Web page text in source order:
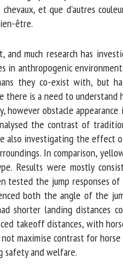
et que d’autres
être.
much research has
anthropogenic
they co-exist with, but
is a need to understand
obstacle appearance
the contrast of
also investigating the effect
In comparison,
Results were mostly
the jump responses of
both the angle of the
shorter landing distances
takeoff distances, with
maximise contrast for horse
and welfare.